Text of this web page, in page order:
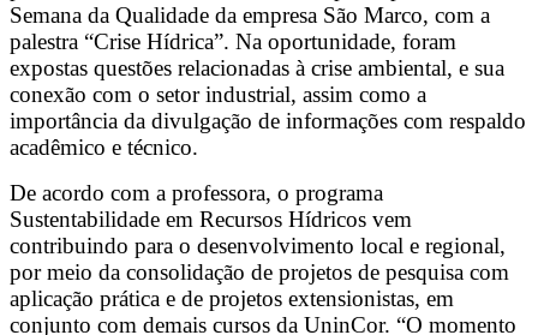
Semana da Qualidade da empresa São Marco, com a
palestra “Crise Hídrica”. Na oportunidade, foram
expostas questões relacionadas à crise ambiental, e sua
conexão com o setor industrial, assim como a
importância da divulgação de informações com respaldo
acadêmico e técnico.
De acordo com a professora, o programa
Sustentabilidade em Recursos Hídricos vem
contribuindo para o desenvolvimento local e regional,
por meio da consolidação de projetos de pesquisa com
aplicação prática e de projetos extensionistas, em
conjunto com demais cursos da UninCor. “O momento